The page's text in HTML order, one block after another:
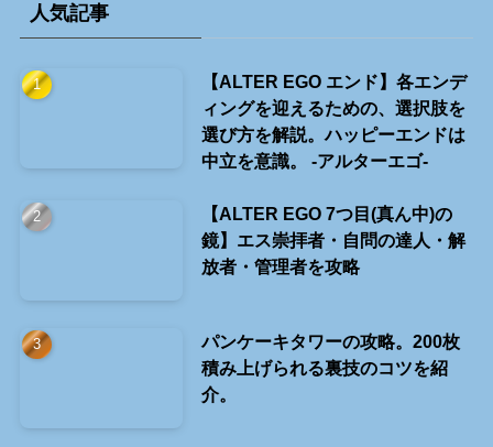
人気記事
【ALTER EGO エンド】各エンデ
ィングを迎えるための、選択肢を
選び方を解説。ハッピーエンドは
中立を意識。 -アルターエゴ-
【ALTER EGO 7つ目(真ん中)の
鏡】エス崇拝者・自問の達人・解
放者・管理者を攻略
パンケーキタワーの攻略。200枚
積み上げられる裏技のコツを紹
介。